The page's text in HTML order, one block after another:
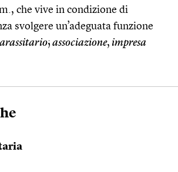
che vive in condizione di
svolgere un’adeguata funzione
; associazione, impresa